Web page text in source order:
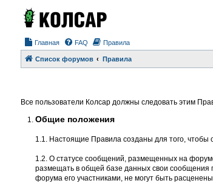
Главная FAQ Правила
Список форумов Правила
Все пользователи Колсар должны следовать этим
Общие положения
1.1. Настоящие Правила созданы для того,
1.2. О статусе сообщений, размещенных на
размещать в общей базе данных свои сообщения
форума его участниками, не могут быть